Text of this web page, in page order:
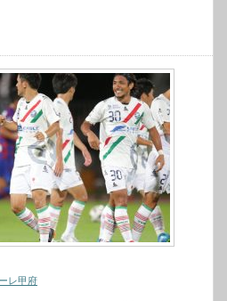
レ甲府